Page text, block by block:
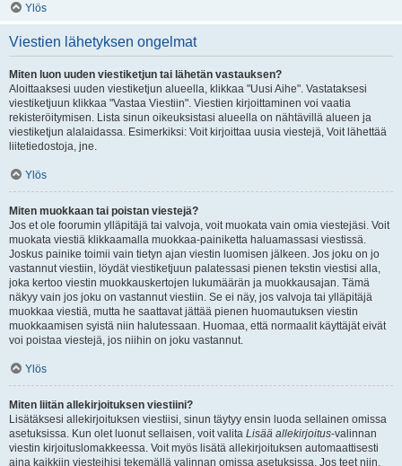
Ylös
Viestien lähetyksen ongelmat
Miten luon uuden viestiketjun tai lähetän vastauksen?
Aloittaaksesi uuden viestiketjun alueella, klikkaa "Uusi Aihe". Vastataksesi
viestiketjuun klikkaa "Vastaa Viestiin". Viestien kirjoittaminen voi vaatia
rekisteröitymisen. Lista sinun oikeuksistasi alueella on nähtävillä alueen ja
viestiketjun alalaidassa. Esimerkiksi: Voit kirjoittaa uusia viestejä, Voit lähettää
liitetiedostoja, jne.
Ylös
Miten muokkaan tai poistan viestejä?
Jos et ole foorumin ylläpitäjä tai valvoja, voit muokata vain omia viestejäsi. Voit
muokata viestiä klikkaamalla muokkaa-painiketta haluamassasi viestissä.
Joskus painike toimii vain tietyn ajan viestin luomisen jälkeen. Jos joku on jo
vastannut viestiin, löydät viestiketjuun palatessasi pienen tekstin viestisi alla,
joka kertoo viestin muokkauskertojen lukumäärän ja muokkausajan. Tämä
näkyy vain jos joku on vastannut viestiin. Se ei näy, jos valvoja tai ylläpitäjä
muokkaa viestiä, mutta he saattavat jättää pienen huomautuksen viestin
muokkaamisen syistä niin halutessaan. Huomaa, että normaalit käyttäjät eivät
voi poistaa viestejä, jos niihin on joku vastannut.
Ylös
Miten liitän allekirjoituksen viestiini?
Lisätäksesi allekirjoituksen viestiisi, sinun täytyy ensin luoda sellainen omissa
asetuksissa. Kun olet luonut sellaisen, voit valita Lisää allekirjoitus-valinnan
viestin kirjoituslomakkeessa. Voit myös lisätä allekirjoituksen automaattisesti
aina kaikkiin viesteihisi tekemällä valinnan omissa asetuksissa. Jos teet niin,